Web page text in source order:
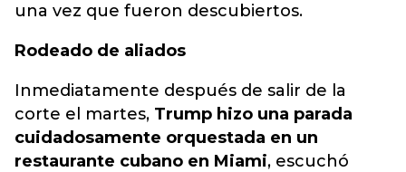
una vez que fueron descubiertos.
Rodeado de aliados
Inmediatamente después de salir de la
corte el martes, Trump hizo una parada
cuidadosamente orquestada en un
restaurante cubano en Miami, escuchó